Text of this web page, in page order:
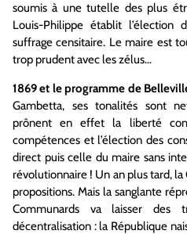
soumis à une tutelle des plus
Louis-Philippe établit l’élection
suffrage censitaire. Le maire est
trop prudent avec les zélus…
1869 et le programme de
Gambetta, ses tonalités sont
prônent en effet la liberté
compétences et l’élection des
direct puis celle du maire sans
révolutionnaire ! Un an plus tard,
propositions. Mais la sanglante
Communards va laisser des
décentralisation : la République